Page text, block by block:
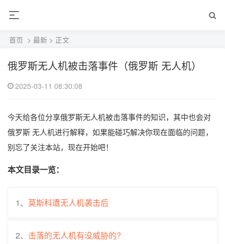
首页 > 最新 > 正文
俄罗斯无人机被击落事件（俄罗斯 无人机）
2025-03-11 08:30:08
今天给各位分享俄罗斯无人机被击落事件的知识，其中也会对
俄罗斯 无人机进行解释，如果能碰巧解决你现在面临的问题，
别忘了关注本站，现在开始吧！
本文目录一览：
1、 莫斯科遭无人机袭击后
2、 击落的无人机有没威胁的?